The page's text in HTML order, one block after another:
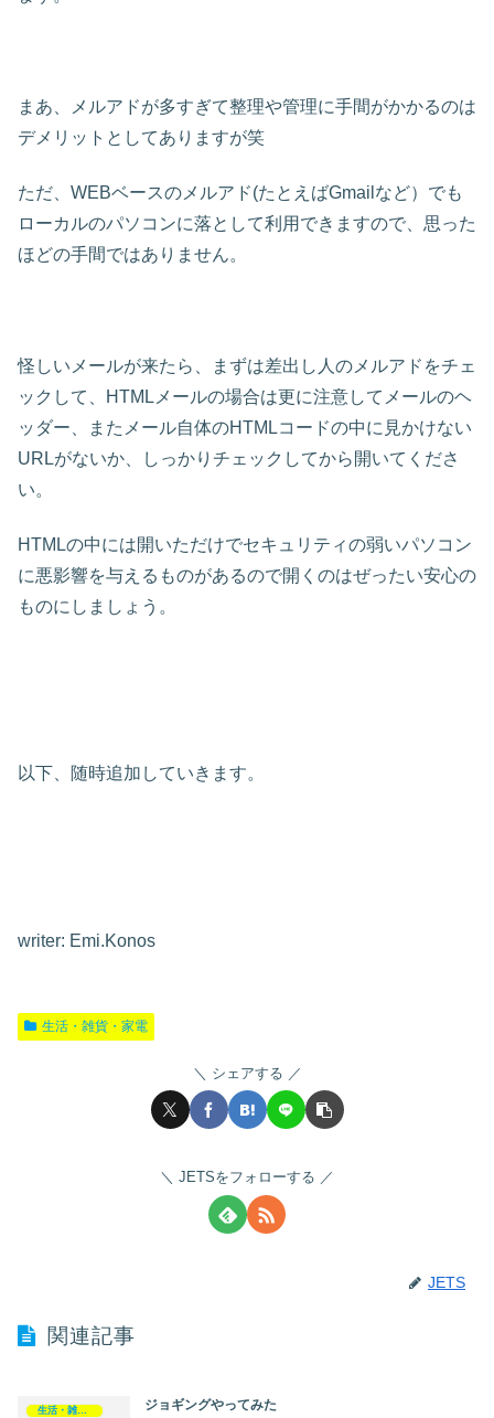
まあ、メルアドが多すぎて整理や管理に手間がかかるのは
デメリットとしてありますが笑
ただ、WEBベースのメルアド(たとえばGmailなど）でも
ローカルのパソコンに落として利用できますので、思った
ほどの手間ではありません。
怪しいメールが来たら、まずは差出し人のメルアドをチェ
ックして、HTMLメールの場合は更に注意してメールのヘ
ッダー、またメール自体のHTMLコードの中に見かけない
URLがないか、しっかりチェックしてから開いてくださ
い。
HTMLの中には開いただけでセキュリティの弱いパソコン
に悪影響を与えるものがあるので開くのはぜったい安心の
ものにしましょう。
以下、随時追加していきます。
writer: Emi.Konos
生活・雑貨・家電
シェアする
JETSをフォローする
JETS
関連記事
生活・雑貨・家電 ジョギングやってみた